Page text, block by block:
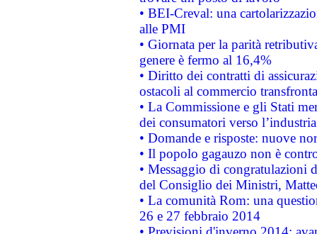
• BEI-Creval: una
alle PMI
• Giornata per la parità
genere è fermo al 16,4%
• Diritto dei contratti di
ostacoli al commercio
• La Commissione e gli Stati
dei consumatori verso
• Domande e risposte: nuove
• Il popolo gagauzo non è
• Messaggio di congratulazioni
del Consiglio dei Ministri,
• La comunità Rom: una
26 e 27 febbraio 2014